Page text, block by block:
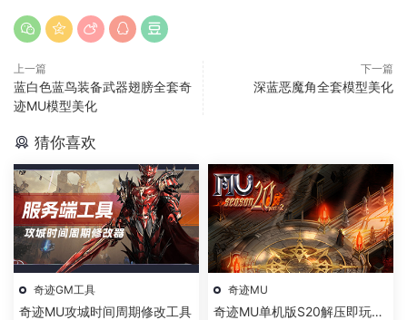
上一篇
蓝白色蓝鸟装备武器翅膀全套奇
迹MU模型美化
下一篇
深蓝恶魔角全套模型美化
猜你喜欢
奇迹GM工具
奇迹MU攻城时间周期修改工具
奇迹MU
奇迹MU单机版S20解压即玩绿